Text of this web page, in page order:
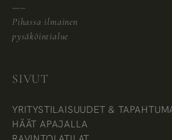
—–
Pihassa ilmainen
pysäköintialue
SIVUT
YRITYSTILAISUUDET &
HÄÄT APAJALLA